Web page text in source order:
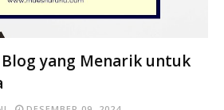
yang Menarik untuk